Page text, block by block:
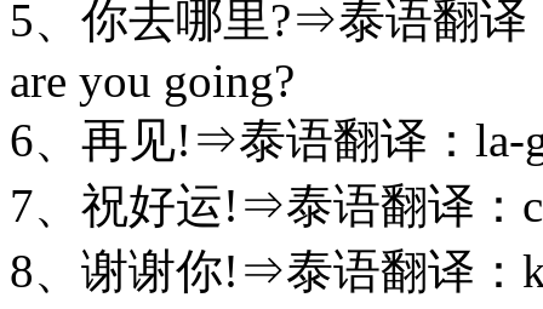
5、你去哪里?⇒泰语翻译
are you going?
6、再见!⇒泰语翻译：la-
7、祝好运!⇒泰语翻译：
8、谢谢你!⇒泰语翻译：